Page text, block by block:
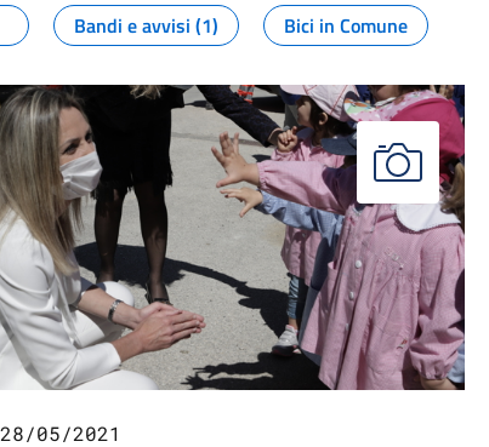
Bandi e avvisi (1) Bici in Comune
28/05/2021